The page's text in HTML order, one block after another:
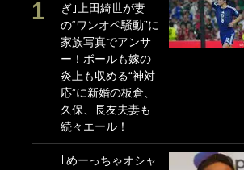
ぎ｣上田綺世が妻
の“ワンオペ騒動”に
家族写真でアンサ
ー！ボールも嫁の
炎上も収める“神対
応”に新婚の板倉、
久保、長友夫妻も
続々エール！
｢めーっちゃオシャ